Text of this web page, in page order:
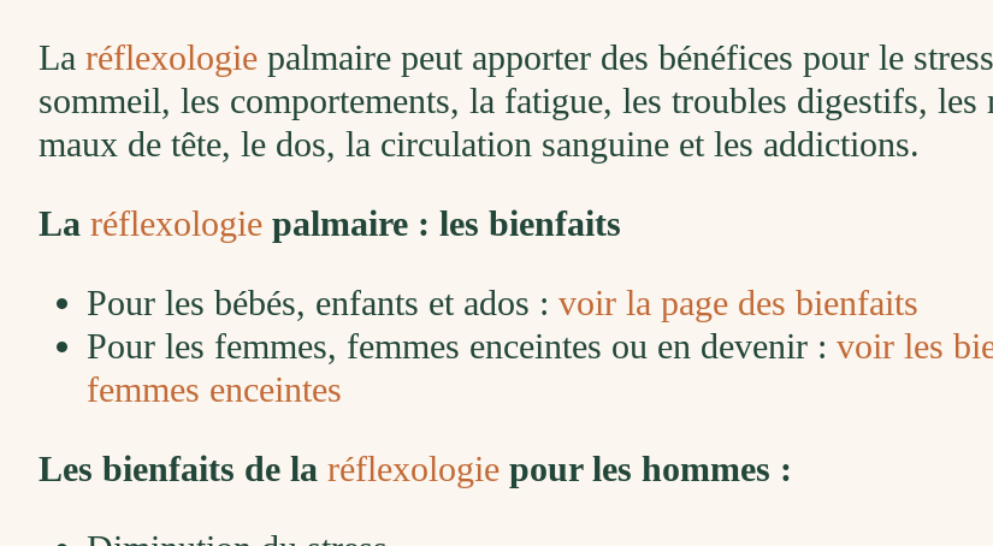
La réflexologie palmaire peut apporter des bénéfices pour le
sommeil, les comportements, la fatigue, les troubles digestifs, les
maux de tête, le dos, la circulation sanguine et les addictions.
La réflexologie palmaire : les bienfaits
Pour les bébés, enfants et ados : voir la page des bienfaits
Pour les femmes, femmes enceintes ou en devenir : voir les
femmes enceintes
Les bienfaits de la réflexologie pour les hommes :